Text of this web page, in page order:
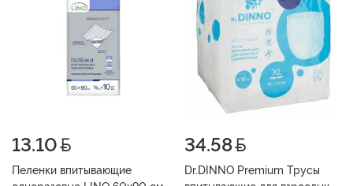
13.10
Пеленки впитывающие
34.58
Dr.DINNO Premium Трусы